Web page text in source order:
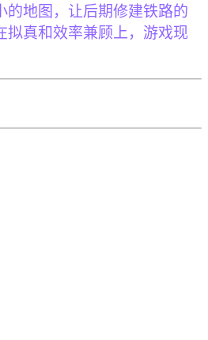
的地图，让后期修建铁路的
拟真和效率兼顾上，游戏现